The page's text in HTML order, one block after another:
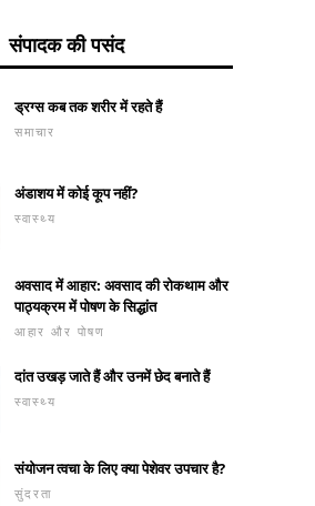
संपादक की पसंद
ड्रग्स कब तक शरीर में रहते हैं
समाचार
अंडाशय में कोई कूप नहीं?
स्वास्थ्य
अवसाद में आहार: अवसाद की रोकथाम और
पाठ्यक्रम में पोषण के सिद्धांत
आहार और पोषण
दांत उखड़ जाते हैं और उनमें छेद बनाते हैं
स्वास्थ्य
संयोजन त्वचा के लिए क्या पेशेवर उपचार है?
सुंदरता